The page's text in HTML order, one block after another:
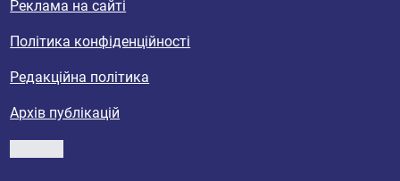
Реклама на сайті
Політика конфіденційності
Редакційна політика
Архів публікацій